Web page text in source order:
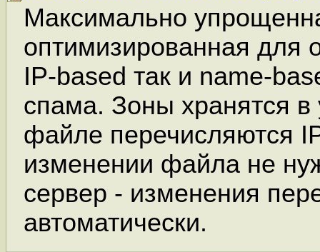
Максимально
оптимизированная для
IP-based так и name-
спама. Зоны хранятся
файле перечисляются
изменении файла не
сервер - изменения
автоматически.